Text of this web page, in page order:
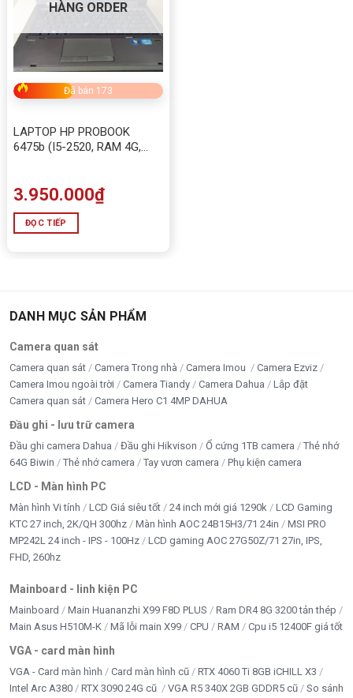
HÀNG ORDER
Đã bán 173
LAPTOP HP PROBOOK
6475b (I5-2520, RAM 4G,
3.950.000₫
ĐỌC TIẾP
DANH MỤC SẢN PHẨM
Camera quan sát
Camera quan sát Camera Trong nhà Camera Imou
Camera Ezviz
Camera Imou ngoài trời
Camera Tiandy Camera Dahua
Lắp đặt
Camera quan sát
Camera Hero C1 4MP DAHUA
Đầu ghi - lưu trữ camera
Đầu ghi camera Dahua Đầu ghi Hikvison Ổ cứng 1TB camera
Thẻ nhớ
64G Biwin
Thẻ nhớ camera Tay vươn camera Phụ kiện camera
LCD - Màn hình PC
Màn hình Vi tính LCD Giá siêu tốt 24 inch mới giá 1290k
LCD Gaming
KTC 27 inch, 2K/QH 300hz
Màn hình AOC 24B15H3/71 24in
MSI PRO
MP242L 24 inch - IPS - 100Hz
LCD gaming AOC 27G50Z/71 27in, IPS,
FHD, 260hz
Mainboard - linh kiện PC
Mainboard Main Huananzhi X99 F8D PLUS
Ram DR4 8G 3200 tản thép
Main Asus H510M-K
Mã lỗi main X99 CPU RAM Cpu i5 12400F giá tốt
VGA - card màn hình
VGA - Card màn hình Card màn hình cũ
RTX 4060 Ti 8GB iCHILL X3
Intel Arc A380
RTX 3090 24G cũ VGA R5 340X 2GB GDDR5 cũ
So sánh